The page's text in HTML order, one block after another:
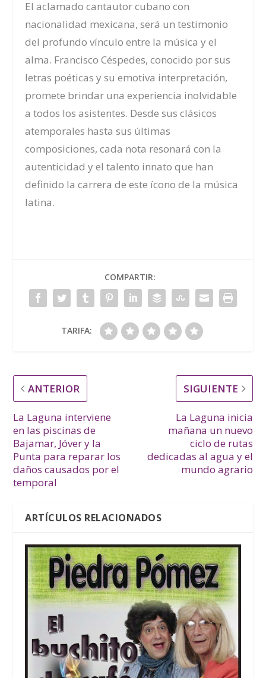
El aclamado cantautor cubano con
nacionalidad mexicana, será un testimonio
del profundo vínculo entre la música y el
alma. Francisco Céspedes, conocido por sus
letras poéticas y su emotiva interpretación,
promete brindar una experiencia inolvidable
a todos los asistentes. Desde sus clásicos
atemporales hasta sus últimas
composiciones, cada nota resonará con la
autenticidad y el talento innato que han
definido la carrera de este ícono de la música
latina.
COMPARTIR:
TARIFA:
ANTERIOR
La Laguna interviene
en las piscinas de
Bajamar, Jóver y la
Punta para reparar los
daños causados por el
temporal
SIGUIENTE
La Laguna inicia
mañana un nuevo
ciclo de rutas
dedicadas al agua y el
mundo agrario
ARTÍCULOS RELACIONADOS